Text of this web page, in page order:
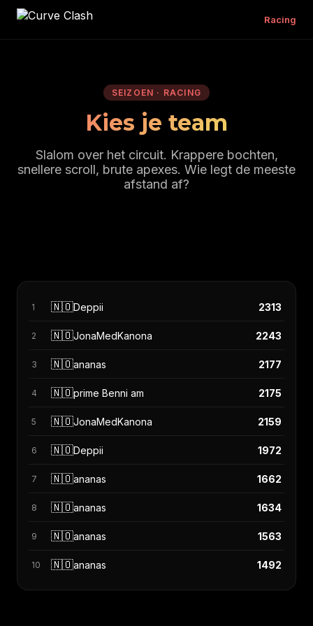
Racing
SEIZOEN · RACING
Kies je team
Slalom over het circuit. Krappere bochten,
snellere scroll, brute apexes. Wie legt de meeste
afstand af?
1 🇳🇴Deppii 2313
2 🇳🇴JonaMedKanona 2243
3 🇳🇴ananas 2177
4 🇳🇴prime Benni am 2175
5 🇳🇴JonaMedKanona 2159
6 🇳🇴Deppii 1972
7 🇳🇴ananas 1662
8 🇳🇴ananas 1634
9 🇳🇴ananas 1563
10 🇳🇴ananas 1492